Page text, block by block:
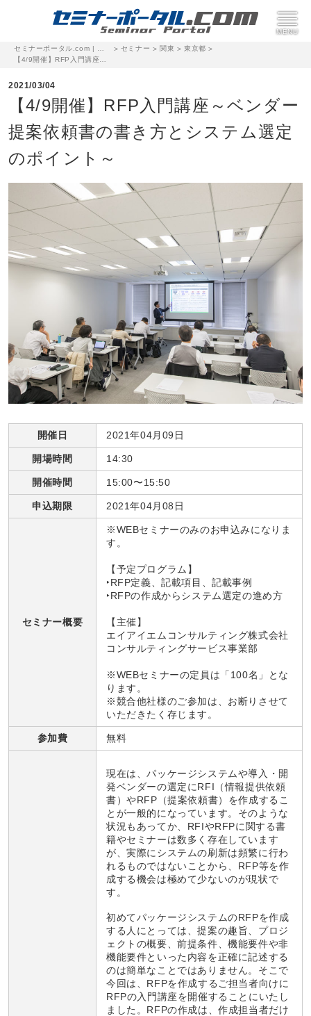
> セミナー > 関東 >東京都 >
2021/03/04
【4/9開催】RFP入門講座～ベンダー
提案依頼書の書き方とシステム選定
のポイント～
開催日 2021年04月09日
開場時間 14:30
開催時間 15:00〜15:50
申込期限 2021年04月08日
セミナー概要
※WEBセミナーのみのお申込みになりま
す。
【予定プログラム】
‣RFP定義、記載項目、記載事例
‣RFPの作成からシステム選定の進め方
【主催】
エイアイエムコンサルティング株式会社
コンサルティングサービス事業部
※WEBセミナーの定員は「100名」とな
ります。
※競合他社様のご参加は、お断りさせて
いただきたく存じます。
参加費 無料
現在は、パッケージシステムや導入・開
発ベンダーの選定にRFI（情報提供依頼
書）やRFP（提案依頼書）を作成するこ
とが一般的になっています。そのような
状況もあってか、RFIやRFPに関する書
籍やセミナーは数多く存在しています
が、実際にシステムの刷新は頻繁に行わ
れるものではないことから、RFP等を作
成する機会は極めて少ないのが現状で
す。
初めてパッケージシステムのRFPを作成
する人にとっては、提案の趣旨、プロジ
ェクトの概要、前提条件、機能要件や非
機能要件といった内容を正確に記述する
のは簡単なことではありません。そこで
今回は、RFPを作成するご担当者向けに
RFPの入門講座を開催することにいたし
ました。RFPの作成は、作成担当者だけ